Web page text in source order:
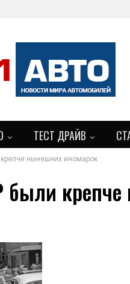
ТЕСТ ДРАЙВ
БОЛЬШЕ
нынешних иномарок